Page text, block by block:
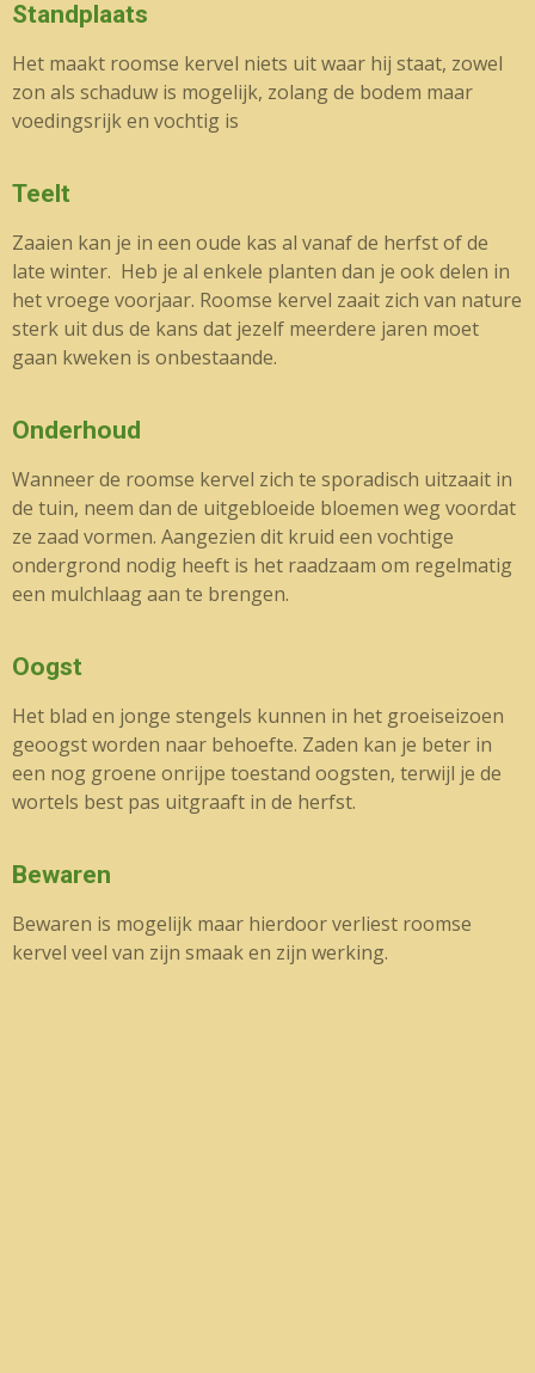
Standplaats
Het maakt roomse kervel niets uit waar hij staat, zowel
zon als schaduw is mogelijk, zolang de bodem maar
voedingsrijk en vochtig is
Teelt
Zaaien kan je in een oude kas al vanaf de herfst of de
late winter. Heb je al enkele planten dan je ook delen in
het vroege voorjaar. Roomse kervel zaait zich van nature
sterk uit dus de kans dat jezelf meerdere jaren moet
gaan kweken is onbestaande.
Onderhoud
Wanneer de roomse kervel zich te sporadisch uitzaait in
de tuin, neem dan de uitgebloeide bloemen weg voordat
ze zaad vormen. Aangezien dit kruid een vochtige
ondergrond nodig heeft is het raadzaam om regelmatig
een mulchlaag aan te brengen.
Oogst
Het blad en jonge stengels kunnen in het groeiseizoen
geoogst worden naar behoefte. Zaden kan je beter in
een nog groene onrijpe toestand oogsten, terwijl je de
wortels best pas uitgraaft in de herfst.
Bewaren
Bewaren is mogelijk maar hierdoor verliest roomse
kervel veel van zijn smaak en zijn werking.